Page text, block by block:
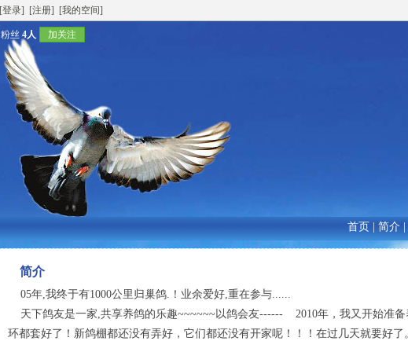
[登录] [注册] [我的空间]
粉丝 4人 加关注
首页 简介
简介
05年,我终于有1000公里归巢鸽.！业余爱好,重在参与......
天下鸽友是一家,共享养鸽的乐趣~~~~~~以鸽会友------ 2010年，我又开始准备
环都套好了！新鸽棚都还没有弄好，它们都还没有开家呢！！！在过几天就要好了